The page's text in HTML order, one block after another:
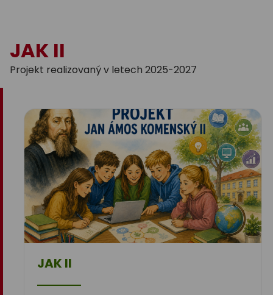
JAK II
Projekt realizovaný v letech 2025-2027
JAK II